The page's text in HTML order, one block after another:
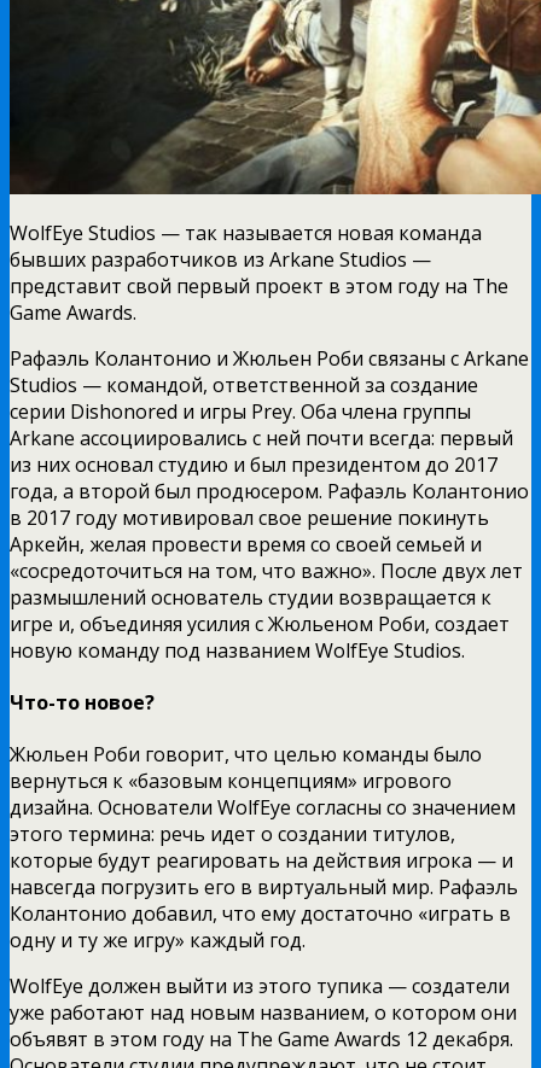
WolfEye Studios — так называется новая команда
бывших разработчиков из Arkane Studios —
представит свой первый проект в этом году на The
Game Awards.
Рафаэль Колантонио и Жюльен Роби связаны с Arkane
Studios — командой, ответственной за создание
серии Dishonored и игры Prey. Оба члена группы
Arkane ассоциировались с ней почти всегда: первый
из них основал студию и был президентом до 2017
года, а второй был продюсером. Рафаэль Колантонио
в 2017 году мотивировал свое решение покинуть
Аркейн, желая провести время со своей семьей и
«сосредоточиться на том, что важно». После двух лет
размышлений основатель студии возвращается к
игре и, объединяя усилия с Жюльеном Роби, создает
новую команду под названием WolfEye Studios.
Что-то новое?
Жюльен Роби говорит, что целью команды было
вернуться к «базовым концепциям» игрового
дизайна. Основатели WolfEye согласны со значением
этого термина: речь идет о создании титулов,
которые будут реагировать на действия игрока — и
навсегда погрузить его в виртуальный мир. Рафаэль
Колантонио добавил, что ему достаточно «играть в
одну и ту же игру» каждый год.
WolfEye должен выйти из этого тупика — создатели
уже работают над новым названием, о котором они
объявят в этом году на The Game Awards 12 декабря.